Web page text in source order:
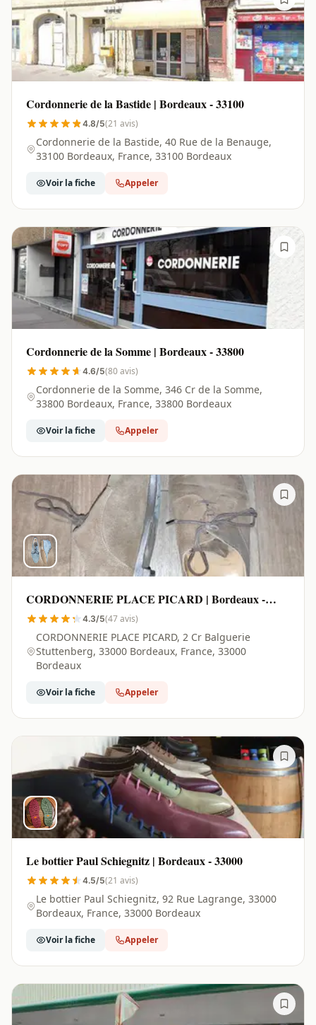
Cordonnerie de la Bastide | Bordeaux - 33100
4.8/5(21 avis)
Cordonnerie de la Bastide, 40 Rue de la Benauge,
33100 Bordeaux, France, 33100 Bordeaux
Voir la fiche Appeler
Cordonnerie de la Somme | Bordeaux - 33800
4.6/5(80 avis)
Cordonnerie de la Somme, 346 Cr de la Somme,
33800 Bordeaux, France, 33800 Bordeaux
Voir la fiche Appeler
CORDONNERIE PLACE PICARD | Bordeaux -
33000
4.3/5(47 avis)
CORDONNERIE PLACE PICARD, 2 Cr Balguerie
Stuttenberg, 33000 Bordeaux, France, 33000
Bordeaux
Voir la fiche Appeler
Le bottier Paul Schiegnitz | Bordeaux - 33000
4.5/5(21 avis)
Le bottier Paul Schiegnitz, 92 Rue Lagrange, 33000
Bordeaux, France, 33000 Bordeaux
Voir la fiche Appeler